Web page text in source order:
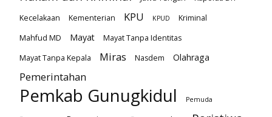
Kecelakaan
Kementerian KPU KPUD
Kriminal
Mahfud MD
Mayat
Mayat Tanpa Identitas
Mayat Tanpa Kepala
Miras Nasdem Olahraga
Pemerintahan
Pemkab Gunugkidul Pemuda